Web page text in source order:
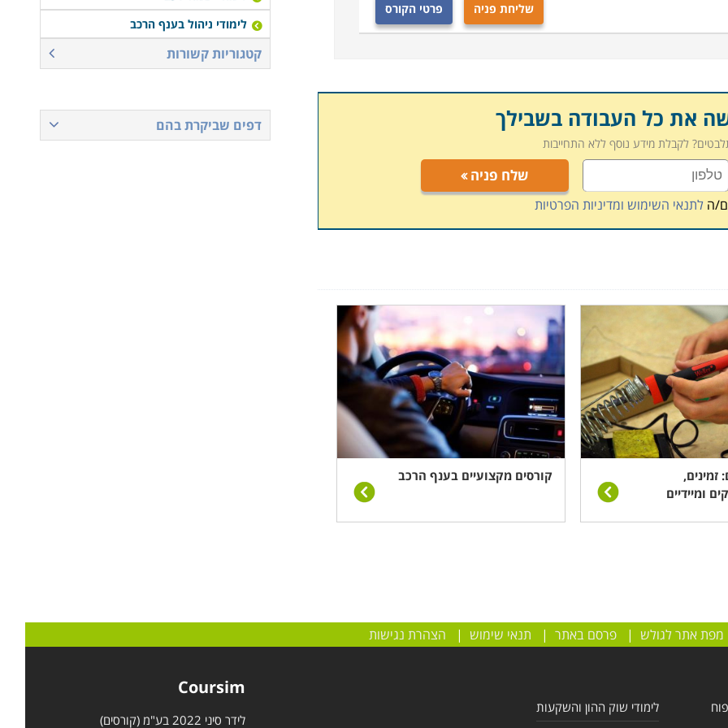
מגוון טכנולוגיות מפעילה קורס טכנאי מיגון בראשון לציון.
תוך התנסות והדגמות על רכבים ומרכזי סימולציה. מכללת
וכפר סבא.
שליחת פניה פרטי הקורס
את כל העבודה בשבילך
לקבלת מידע נוסף ללא התחייבות
שלח פניה
הלתנאי השימוש ומדיניות הפרטיות
זמינים,
ומיידיים
קורסים מקצועיים בענף הרכב
לימודי ניהול בענף הרכב
קטגוריות קשורות
דפים שביקרת בהם
מפת אתר לגולש |פרסם באתר | תנאי שימוש | הצהרת נגישות
לימודי שוק ההון והשקעות
Coursim
לידר סיני 2022 בע"מ (קורסים)